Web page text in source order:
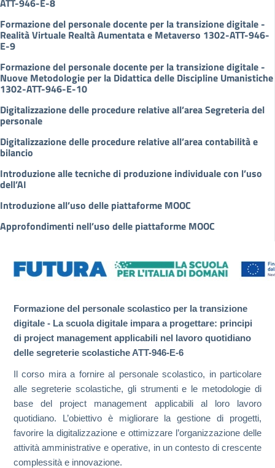
ATT-946-E-8
Formazione del personale docente per la transizione digitale -
Realità Virtuale Realtà Aumentata e Metaverso 1302-ATT-946-
E-9
Formazione del personale docente per la transizione digitale -
Nuove Metodologie per la Didattica delle Discipline Umanistiche
1302-ATT-946-E-10
Digitalizzazione delle procedure relative all’area Segreteria del
personale
Digitalizzazione delle procedure relative all’area contabilità e
bilancio
Introduzione alle tecniche di produzione individuale con l’uso
dell’AI
Introduzione all’uso delle piattaforme MOOC
Approfondimenti nell’uso delle piattaforme MOOC
Formazione del personale scolastico per la transizione
digitale - La scuola digitale impara a progettare: principi
di project management applicabili nel lavoro quotidiano
delle segreterie scolastiche ATT-946-E-6
Il corso mira a fornire al personale scolastico, in particolare
alle segreterie scolastiche, gli strumenti e le metodologie di
base del project management applicabili al loro lavoro
quotidiano. L’obiettivo è migliorare la gestione di progetti,
favorire la digitalizzazione e ottimizzare l’organizzazione delle
attività amministrative e operative, in un contesto di crescente
complessità e innovazione.